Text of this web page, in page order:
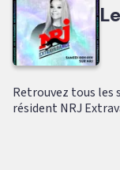
Retrouvez tous les
résident NRJ